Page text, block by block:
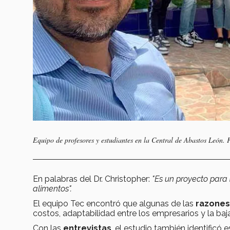
Equipo de profesores y estudiantes en la Central de Abastos León.
En palabras del Dr. Christopher: "Es un proyecto
alimentos".
El equipo Tec encontró que algunas de las razones
costos, adaptabilidad entre los empresarios y la